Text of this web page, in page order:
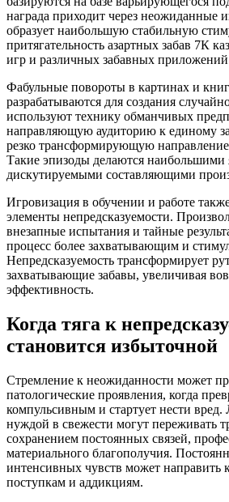
награда приходит через неожиданные
образует наибольшую стабильную
притягательность азартных забав 7К
игр и различных забавных
Фабульные повороты в картинах и
разрабатываются для создания
используют технику обманчивых
направляющую аудиторию к единому
резко трансформирующую
Такие эпизоды делаются наибольшими
дискутируемыми составляющими
Игровизация в обучении и работе
элементы непредсказуемости.
внезапные испытания и тайные
процесс более захватывающим и
Непредсказуемость трансформирует
захватывающие забавы, увеличивая
эффективность.
Когда тяга к
становится избыточной
Стремление к неожиданности может
патологические проявления, когда
компульсивным и стартует нести
нуждой в свежести могут переживать
сохранением постоянных связей,
материального благополучия.
интенсивных чувств может
поступкам и аддикциям.